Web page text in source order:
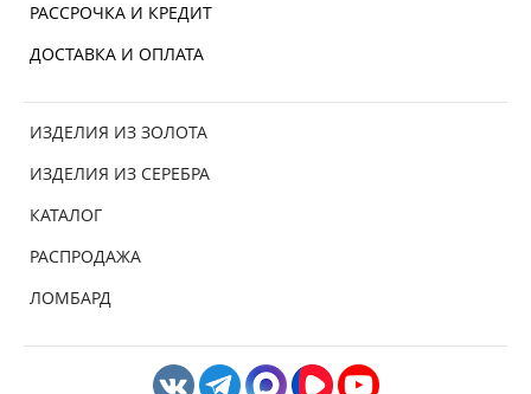
РАССРОЧКА И КРЕДИТ
ДОСТАВКА И ОПЛАТА
ИЗДЕЛИЯ ИЗ ЗОЛОТА
ИЗДЕЛИЯ ИЗ СЕРЕБРА
КАТАЛОГ
РАСПРОДАЖА
ЛОМБАРД